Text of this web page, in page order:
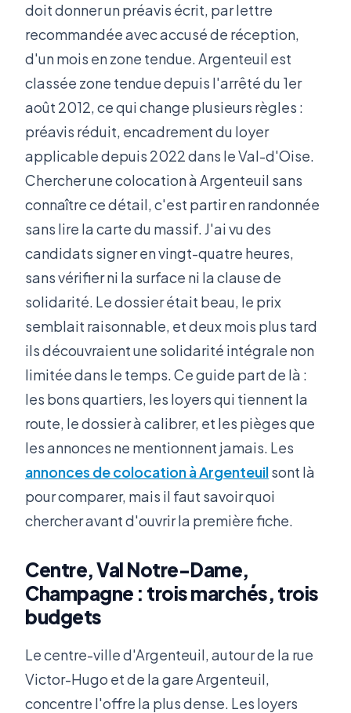
doit donner un préavis écrit, par lettre
recommandée avec accusé de réception,
d'un mois en zone tendue. Argenteuil est
classée zone tendue depuis l'arrêté du 1er
août 2012, ce qui change plusieurs règles :
préavis réduit, encadrement du loyer
applicable depuis 2022 dans le Val-d'Oise.
Chercher une colocation à Argenteuil sans
connaître ce détail, c'est partir en randonnée
sans lire la carte du massif. J'ai vu des
candidats signer en vingt-quatre heures,
sans vérifier ni la surface ni la clause de
solidarité. Le dossier était beau, le prix
semblait raisonnable, et deux mois plus tard
ils découvraient une solidarité intégrale non
limitée dans le temps. Ce guide part de là :
les bons quartiers, les loyers qui tiennent la
route, le dossier à calibrer, et les pièges que
les annonces ne mentionnent jamais. Les
annonces de colocation à Argenteuilsont là
pour comparer, mais il faut savoir quoi
chercher avant d'ouvrir la première fiche.
Centre, Val Notre-Dame,
Champagne : trois marchés, trois
budgets
Le centre-ville d'Argenteuil, autour de la rue
Victor-Hugo et de la gare Argenteuil,
concentre l'offre la plus dense. Les loyers